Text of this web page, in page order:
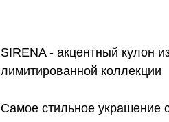
SIRENA - акцентный кулон
лимитированной коллекции
Самое стильное украшение